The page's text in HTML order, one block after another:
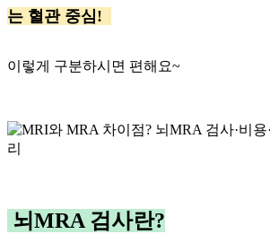
는 혈관 중심!
이렇게 구분하시면 편해요~
뇌MRA 검사란?